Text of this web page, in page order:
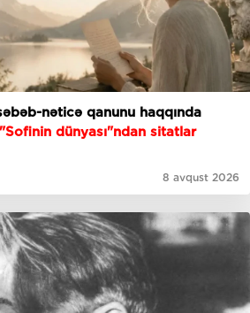
nəticə qanunu haqqında
dünyası"ndan sitatlar
8 avqust 2026